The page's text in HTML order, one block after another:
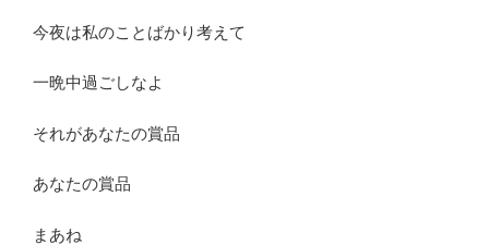
今夜は私のことばかり考えて
一晩中過ごしなよ
それがあなたの賞品
あなたの賞品
まあね